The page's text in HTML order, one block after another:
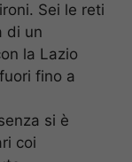
Sei le reti
di un
la Lazio
fino a
si è
coi